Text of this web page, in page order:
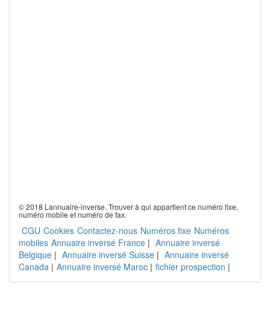
© 2018 Lannuaire-inverse. Trouver à qui appartient ce numéro fixe,
numéro mobile et numéro de fax.
CGU Cookies Contactez-nous Numéros fixe Numéros
mobiles Annuaire inversé France | Annuaire inversé
Belgique | Annuaire inversé Suisse | Annuaire inversé
Canada | Annuaire inversé Maroc | fichier prospection |